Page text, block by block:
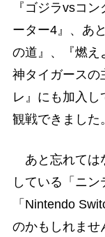
『ゴジラvsコ
ーター4』、あ
の道』、『燃え
神タイガースの
レ』にも加入し
観戦できました。
あと忘れては
している「ニ
「Nintendo
のかもしれませ